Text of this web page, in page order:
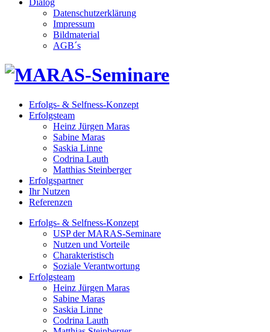
Datenschutzerklärung
Impressum
Bildmaterial
AGB´s
Erfolgs- & Selfness-Konzept
Erfolgsteam
Heinz Jürgen Maras
Sabine Maras
Saskia Linne
Codrina Lauth
Matthias Steinberger
Erfolgspartner
Ihr Nutzen
Referenzen
Erfolgs- & Selfness-Konzept
USP der MARAS-Seminare
Nutzen und Vorteile
Charakteristisch
Soziale Verantwortung
Erfolgsteam
Heinz Jürgen Maras
Sabine Maras
Saskia Linne
Codrina Lauth